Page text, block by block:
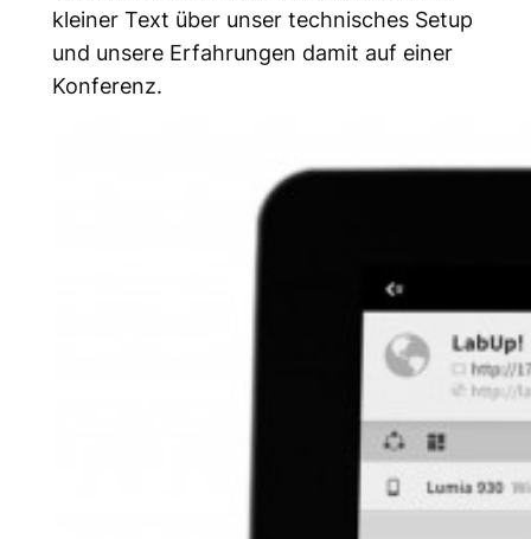
kleiner Text über unser technisches Setup
und unsere Erfahrungen damit auf einer
Konferenz.